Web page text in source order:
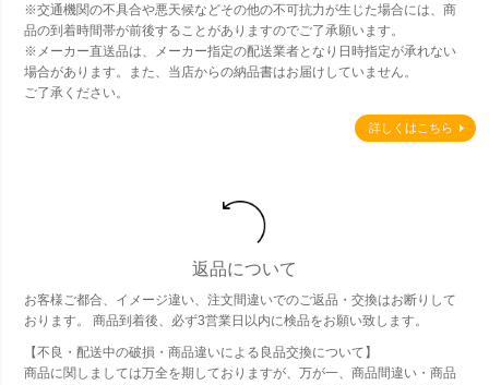
※交通機関の不具合や悪天候などその他の不可抗力が生じた場合には、商
品の到着時間帯が前後することがありますのでご了承願います。
※メーカー直送品は、メーカー指定の配送業者となり日時指定が承れない
場合があります。また、当店からの納品書はお届けしていません。
ご了承ください。
詳しくはこちら
返品について
お客様ご都合、イメージ違い、注文間違いでのご返品・交換はお断りして
おります。 商品到着後、必ず3営業日以内に検品をお願い致します。
【不良・配送中の破損・商品違いによる良品交換について】
商品に関しましては万全を期しておりますが、万が一、商品間違い・商品